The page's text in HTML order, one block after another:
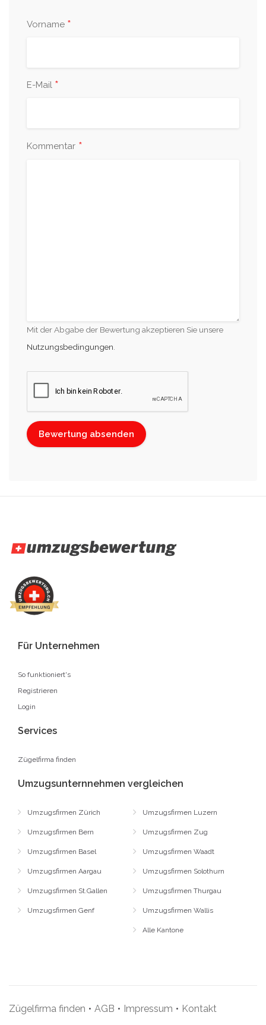
Vorname *
E-Mail *
Kommentar *
Mit der Abgabe der Bewertung akzeptieren Sie unsere
Nutzungsbedingungen
Für Unternehmen
So funktioniert's
Registrieren
Login
Services
Zügelfirma finden
Umzugsunternnehmen vergleichen
Umzugsfirmen Zürich
Umzugsfirmen Bern
Umzugsfirmen Basel
Umzugsfirmen Aargau
Umzugsfirmen St.Gallen
Umzugsfirmen Genf
Umzugsfirmen Luzern
Umzugsfirmen Zug
Umzugsfirmen Waadt
Umzugsfirmen Solothurn
Umzugsfirmen Thurgau
Umzugsfirmen Wallis
Alle Kantone
Zügelfirma finden • AGB • Impressum • Kontakt